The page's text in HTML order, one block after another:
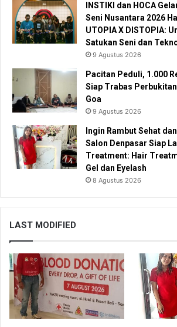
INSTIKI dan HOCA
Seni Nusantara 2026
UTOPIA X DISTOPIA:
Satukan Seni dan
9 Agustus 2026
Pacitan Peduli, 1.000
Siap Trabas
Goa
9 Agustus 2026
Ingin Rambut Sehat
Salon Denpasar Siap
Treatment: Hair
Gel dan Eyelash
8 Agustus 2026
LAST MODIFIED